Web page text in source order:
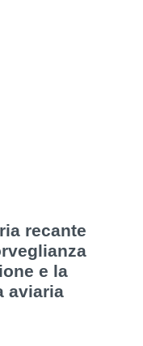
recante
e la
aviaria